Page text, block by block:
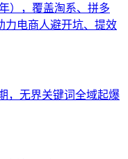
），覆盖淘系、拼多
力电商人避开坑、提效
，无界关键词全域起爆